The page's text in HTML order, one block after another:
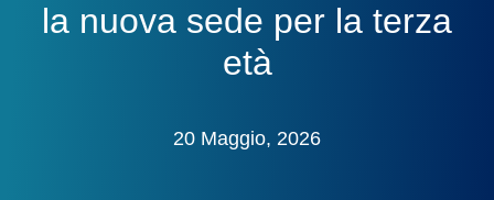
la nuova sede per la terza
età
20 Maggio, 2026